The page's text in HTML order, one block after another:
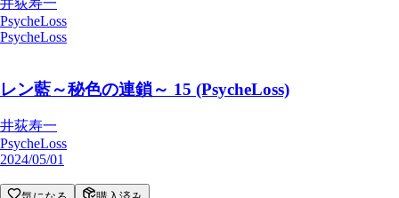
井荻寿一
PsycheLoss
PsycheLoss